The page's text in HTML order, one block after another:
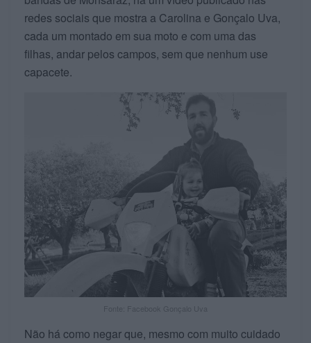
redes sociais que mostra a Carolina e Gonçalo Uva,
cada um montado em sua moto e com uma das
filhas, andar pelos campos, sem que nenhum use
capacete.
Fonte: Facebook Gonçalo Uva
Não há como negar que, mesmo com muito cuidado